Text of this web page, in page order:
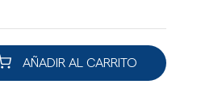
AÑADIR AL CARRITO